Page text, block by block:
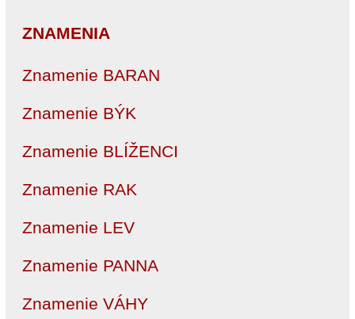
ZNAMENIA
Znamenie BARAN
Znamenie BÝK
Znamenie BLÍŽENCI
Znamenie RAK
Znamenie LEV
Znamenie PANNA
Znamenie VÁHY